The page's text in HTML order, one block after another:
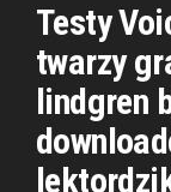
Testy
twarzy
lindgren